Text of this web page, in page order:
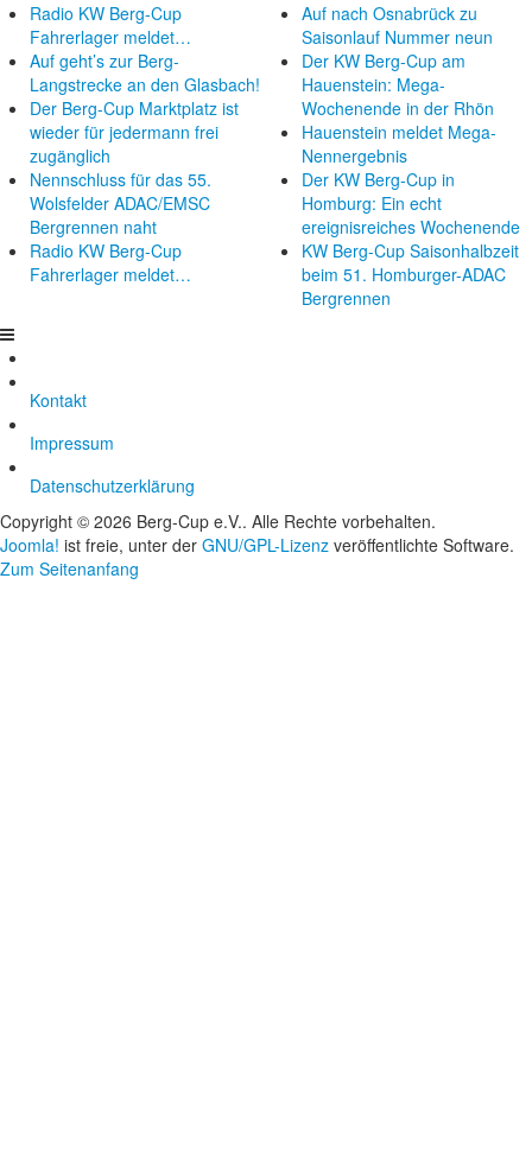
Radio KW Berg-Cup
Fahrerlager meldet…
Auf geht’s zur Berg-
Langstrecke an den Glasbach!
Der Berg-Cup Marktplatz ist
wieder für jedermann frei
zugänglich
Nennschluss für das 55.
Wolsfelder ADAC/EMSC
Bergrennen naht
Radio KW Berg-Cup
Fahrerlager meldet…
Auf nach Osnabrück zu
Saisonlauf Nummer neun
Der KW Berg-Cup am
Hauenstein: Mega-
Wochenende in der Rhön
Hauenstein meldet Mega-
Nennergebnis
Der KW Berg-Cup in
Homburg: Ein echt
ereignisreiches Wochenende
KW Berg-Cup Saisonhalbzeit
beim 51. Homburger-ADAC
Bergrennen
Kontakt
Impressum
Datenschutzerklärung
Copyright © 2026 Berg-Cup e.V.. Alle Rechte vorbehalten.
Joomla! ist freie, unter der GNU/GPL-Lizenz veröffentlichte Software.
Zum Seitenanfang